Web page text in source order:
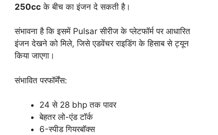
250cc के बीच का इंजन दे सकती है।
संभावना है कि इसमें Pulsar सीरीज के प्लेटफॉर्म पर आधारित
इंजन देखने को मिले, जिसे एडवेंचर राइडिंग के हिसाब से ट्यून
किया जाएगा।
संभावित परफॉर्मेंस:
24 से 28 bhp तक पावर
बेहतर लो-एंड टॉर्क
6-स्पीड गियरबॉक्स